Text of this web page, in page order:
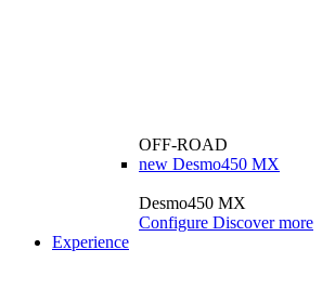
OFF-ROAD
new Desmo450 MX
Desmo450 MX
Configure Discover more
Experience